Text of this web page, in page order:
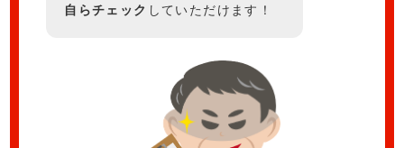
自らチェック していただけます！